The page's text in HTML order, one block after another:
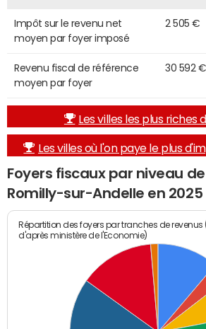
Impôt sur le revenu net
moyen par foyer imposé
2 505 €
Revenu fiscal de référence
moyen par foyer
30 592 €
Les villes les plus riches
Les villes où l'on paye le plus
Foyers fiscaux par niveau
Romilly-sur-Andelle en 2025
Répartition des foyers par tranches de revenus
d'après ministère de l'Economie)